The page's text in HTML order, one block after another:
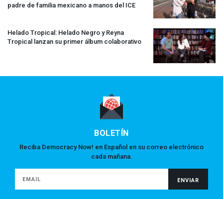
padre de familia mexicano a manos del ICE
Helado Tropical: Helado Negro y Reyna
Tropical lanzan su primer álbum colaborativo
BOLETÍN
Reciba Democracy Now! en Español en su correo electrónico
cada mañana.